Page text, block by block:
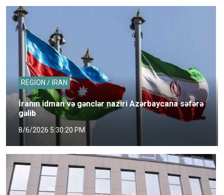
REGİON / İRAN
İranın idman və gənclər naziri Azərbaycana səfərə
gəlib
8/6/2026 5:30:20 PM